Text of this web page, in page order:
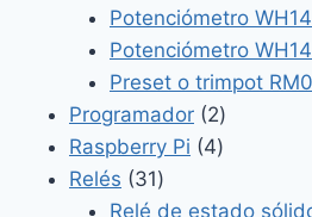
Potenciómetro
Potenciómetro
Preset o trimpot
Programador 22
productos
Raspberry Pi 44
Relés 3131
productos
Relé de estado